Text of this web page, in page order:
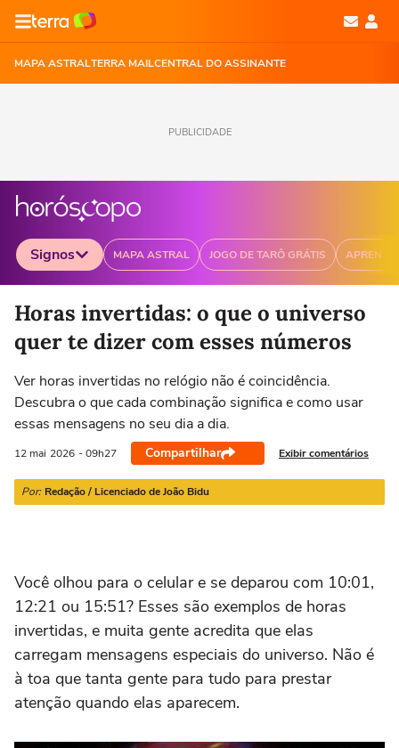
MAPA ASTRALTERRA MAILCENTRAL DO ASSINANTE
PUBLICIDADE
Signos MAPA ASTRAL JOGO DE TARÔ GRÁTIS
Selecione o signo para ver as notícias
Áries
21/03 a 20/04
Touro
21/04 a 20/05
Gêmeos
21/05 a 20/06
Câncer
21/06 a 21/07
Horas invertidas: o que o universo
quer te dizer com esses números
Ver horas invertidas no relógio não é coincidência.
Descubra o que cada combinação significa e como usar
essas mensagens no seu dia a dia.
12 mai 2026 - 09h27 Compartilhar Exibir comentários
Por: Redação / Licenciado de João Bidu
Você olhou para o celular e se deparou com 10:01,
12:21 ou 15:51? Esses são exemplos de horas
invertidas, e muita gente acredita que elas
carregam mensagens especiais do universo. Não é
à toa que tanta gente para tudo para prestar
atenção quando elas aparecem.